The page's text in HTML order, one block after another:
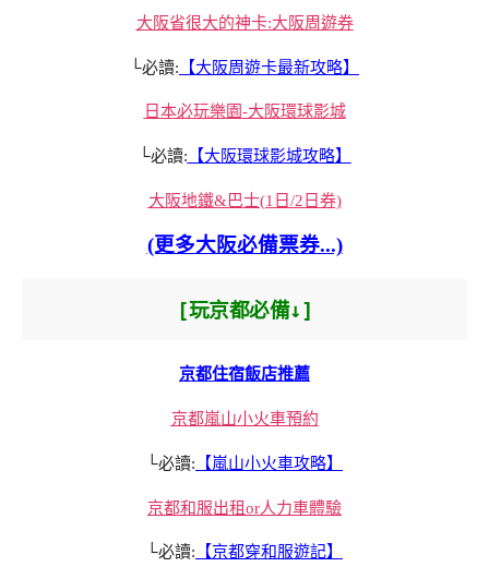
大阪省很大的神卡:大阪周遊券
└必讀: 【大阪周遊卡最新攻略】
日本必玩樂園-大阪環球影城
└必讀: 【大阪環球影城攻略】
大阪地鐵&巴士(1日/2日券)
(更多大阪必備票券...)
[玩京都必備↓]
京都住宿飯店推薦
京都嵐山小火車預約
└必讀: 【嵐山小火車攻略】
京都和服出租or人力車體驗
└必讀: 【京都穿和服遊記】